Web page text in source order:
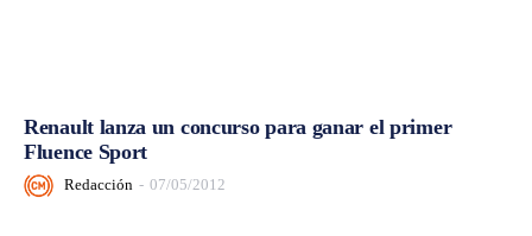
Renault lanza un concurso para ganar el primer
Fluence Sport
Redacción - 07/05/2012